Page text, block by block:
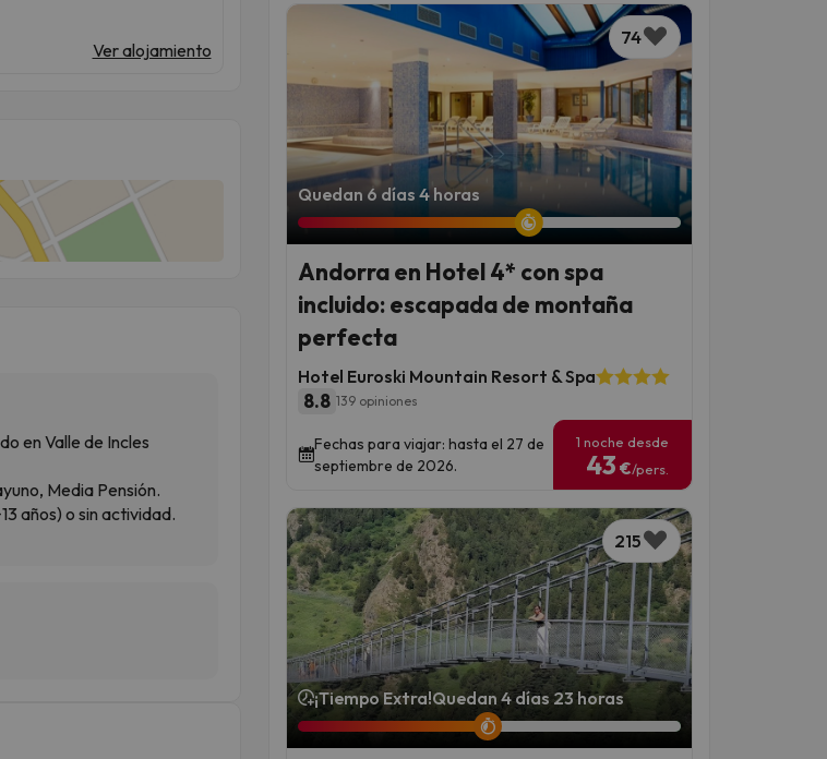
Ver alojamiento
en Valle de Incles
Media Pensión.
años) o sin actividad.
74
Quedan 6 días 4 horas
Andorra en Hotel 4* con spa
incluido: escapada de montaña
perfecta
Hotel Euroski Mountain Resort & Spa
8.8 139 opiniones
Fechas para viajar: hasta el 27 de
septiembre de 2026.
1 noche desde
43 €/pers.
215
¡Tiempo Extra!Quedan 4 días 23 horas